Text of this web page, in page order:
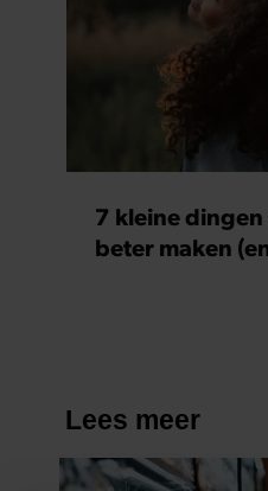
7 kleine dingen
beter maken